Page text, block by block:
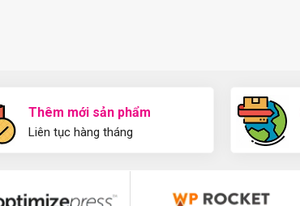
Thêm mới sản phẩm
Liên tục hàng tháng